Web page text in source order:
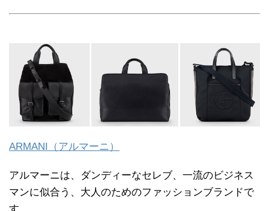
ARMANI（アルマーニ）
アルマーニは、ダンディーなセレブ、一流のビジネス
マンに似合う、大人のためのファッションブランドで